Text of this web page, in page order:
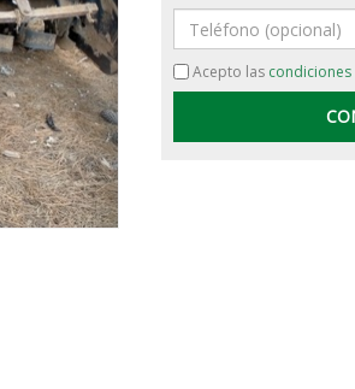
Teléfono
Acepto las condiciones